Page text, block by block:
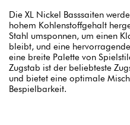
Die XL Nickel Basssaiten
hohem Kohlenstoffgehalt
Stahl umsponnen, um einen
bleibt, und eine
eine breite Palette von
Zugstab ist der beliebteste
und bietet eine optimale
Bespielbarkeit.